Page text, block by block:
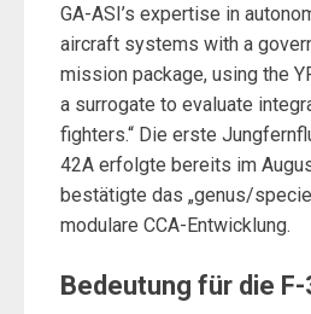
GA-ASI’s expertise in
aircraft systems with a
mission package, using the
a surrogate to evaluate
fighters.“ Die erste
42A erfolgte bereits im
bestätigte das „genus/
modulare CCA-Entwicklung.
Bedeutung für die